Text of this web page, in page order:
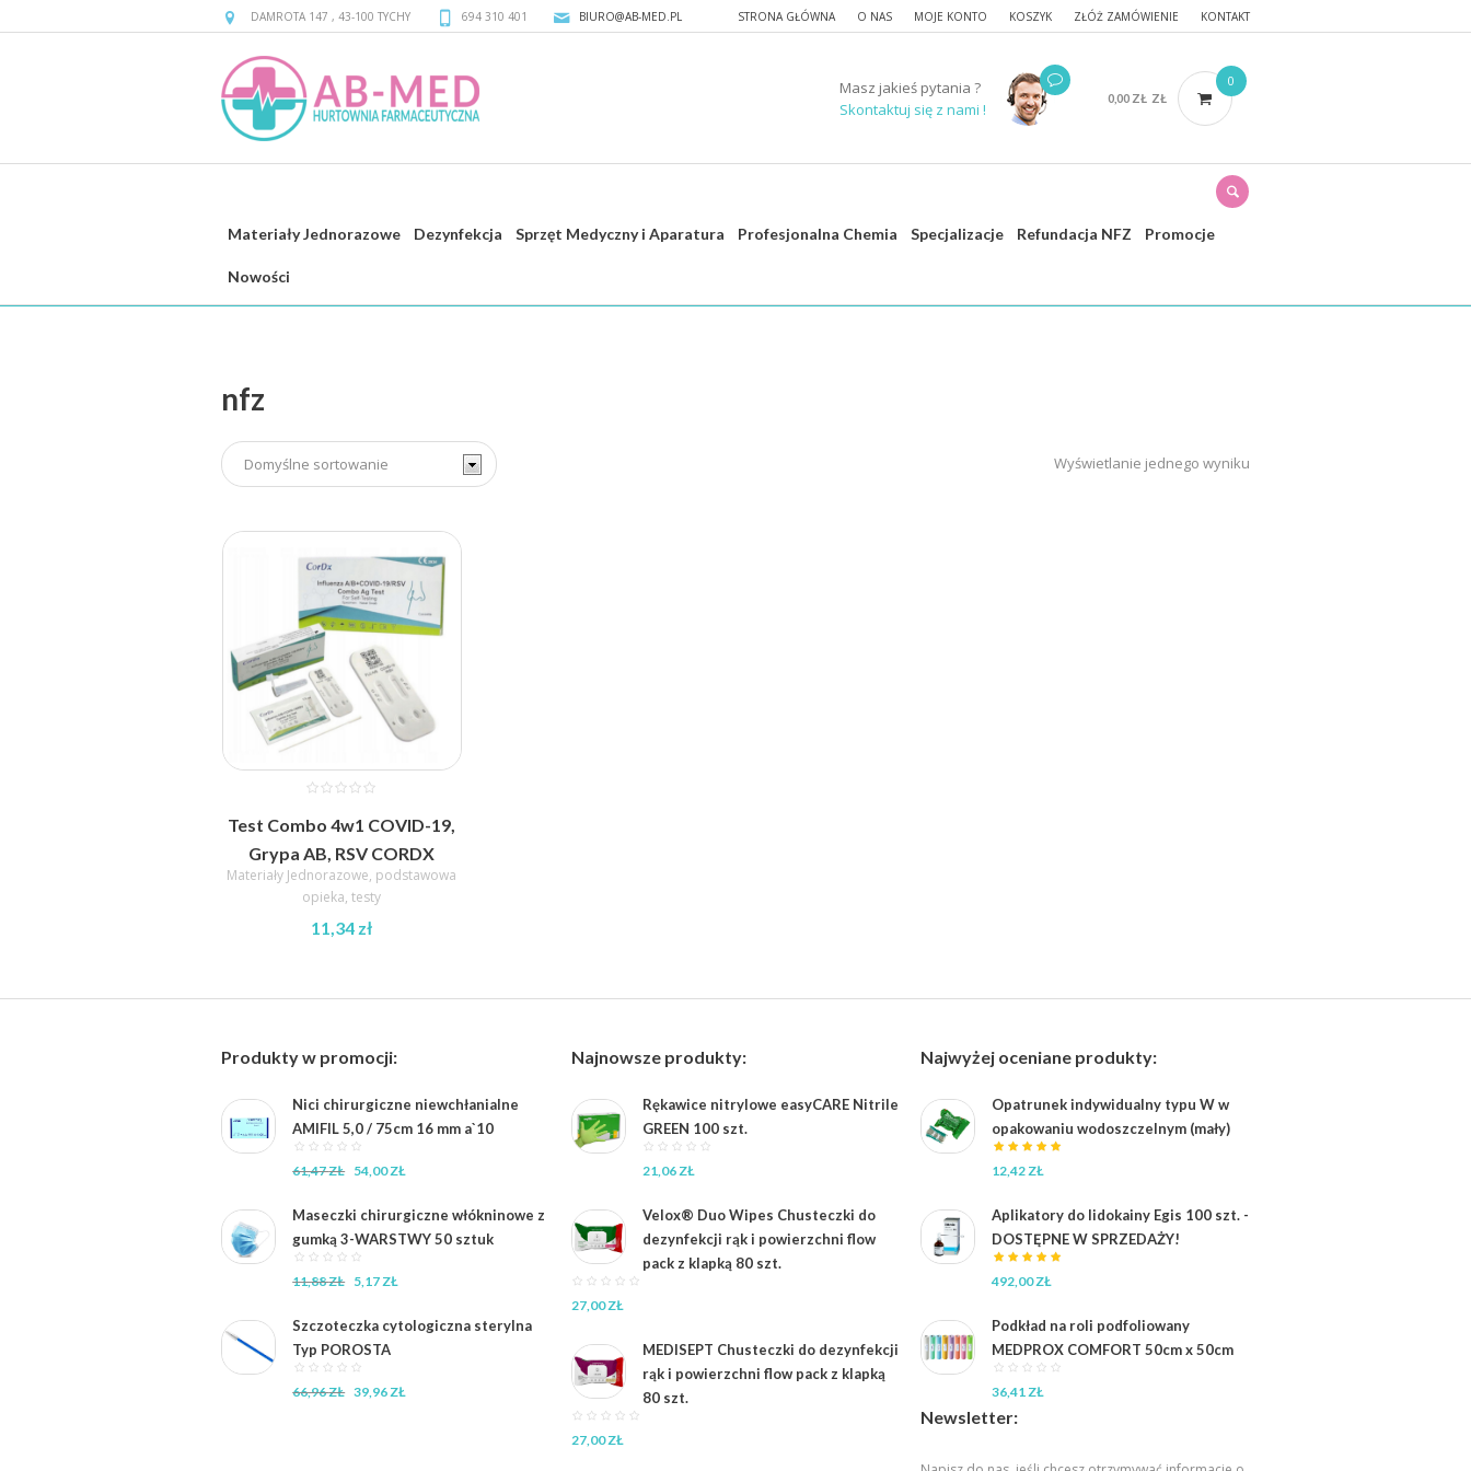
STRONA GŁÓWNA O NAS MOJE KONTO KOSZYK ZŁÓŻ ZAMÓWIENIE KONTAKT
DAMROTA 147 , 43-100 TYCHY 694 310 401 BIURO@AB-MED.PL
Masz jakieś pytania ?
Skontaktuj się z nami !
0,00 ZŁ ZŁ
0
Materiały Jednorazowe Dezynfekcja Sprzęt Medyczny i Aparatura Profesjonalna Chemia Specjalizacje Refundacja NFZ Promocje
Nowości
nfz
nfz
Wyświetlanie jednego wyniku
Test Combo 4w1 COVID-19,
Grypa AB, RSV CORDX
Materiały Jednorazowe, podstawowa
opieka,testy
11,34 zł
Produkty w promocji:
Nici chirurgiczne niewchłanialne
AMIFIL 5,0 / 75cm 16 mm a`10
61,47ZŁ Pierwotna
wynosiła:
61,47 zł.
54,00ZŁ
wynosi:
54,00 zł.
Maseczki chirurgiczne włókninowe z
gumką 3-WARSTWY 50 sztuk
11,88ZŁ Pierwotna
wynosiła:
11,88 zł.
5,17 ZŁ
wynosi:
Szczoteczka cytologiczna sterylna
Typ POROSTA
66,96ZŁ Pierwotna
39,96 ZŁ
Najnowsze produkty:
Rękawice nitrylowe easyCARE Nitrile
GREEN 100 szt.
21,06 ZŁ
Velox® Duo Wipes Chusteczki do
dezynfekcji rąk i powierzchni flow
pack z klapką 80 szt.
27,00ZŁ
MEDISEPT Chusteczki do dezynfekcji
rąk i powierzchni flow pack z klapką
80 szt.
27,00ZŁ
Najwyżej oceniane produkty:
Opatrunek indywidualny typu W w
opakowaniu wodoszczelnym (mały)
12,42 ZŁ
Aplikatory do lidokainy Egis 100 szt. -
DOSTĘPNE W SPRZEDAŻY!
492,00ZŁ
Podkład na roli podfoliowany
MEDPROX COMFORT 50cm x 50cm
36,41 ZŁ
Newsletter: